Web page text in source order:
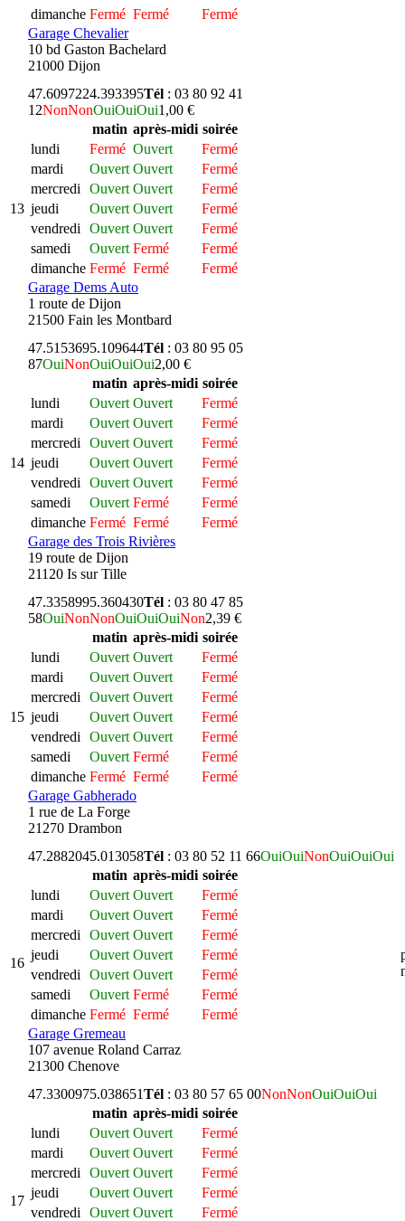
dimanche Fermé Fermé
Fermé
Garage Chevalier
10 bd Gaston Bachelard
21000 Dijon
13
47.6097224.393395Tél : 03 80 92 41
12NonNonOuiOuiOui1,00 €
matin après-midi soirée
lundi
Fermé Ouvert
Fermé
mardi
Ouvert Ouvert
Fermé
mercredi
Ouvert Ouvert
Fermé
jeudi
Ouvert Ouvert
Fermé
vendredi
Ouvert Ouvert
Fermé
samedi
Ouvert Fermé
Fermé
dimanche Fermé Fermé
Fermé
Garage Dems Auto
1 route de Dijon
21500 Fain les Montbard
14
47.5153695.109644Tél : 03 80 95 05
87OuiNonOuiOuiOui2,00 €
matin après-midi soirée
lundi
Ouvert Ouvert
Fermé
mardi
Ouvert Ouvert
Fermé
mercredi
Ouvert Ouvert
Fermé
jeudi
Ouvert Ouvert
Fermé
vendredi
Ouvert Ouvert
Fermé
samedi
Ouvert Fermé
Fermé
dimanche Fermé Fermé
Fermé
Garage des Trois Rivières
19 route de Dijon
21120 Is sur Tille
15
47.3358995.360430Tél : 03 80 47 85
58OuiNonNonOuiOuiOuiNon2,39 €
matin après-midi soirée
lundi
Ouvert Ouvert
Fermé
mardi
Ouvert Ouvert
Fermé
mercredi
Ouvert Ouvert
Fermé
jeudi
Ouvert Ouvert
Fermé
vendredi
Ouvert Ouvert
Fermé
samedi
Ouvert Fermé
Fermé
dimanche Fermé Fermé
Fermé
Garage Gabherado
1 rue de La Forge
21270 Drambon
16
47.2882045.013058Tél : 03 80 52 11 66OuiOuiNonOuiOuiOui
matin après-midi soirée
lundi
Ouvert Ouvert
Fermé
mardi
Ouvert Ouvert
Fermé
mercredi
Ouvert Ouvert
Fermé
jeudi
Ouvert Ouvert
Fermé
vendredi
Ouvert Ouvert
Fermé
samedi
Ouvert Fermé
Fermé
dimanche Fermé Fermé
Fermé
Garage Gremeau
107 avenue Roland Carraz
21300 Chenove
17
47.3300975.038651Tél : 03 80 57 65 00NonNonOuiOuiOui
matin après-midi soirée
lundi
Ouvert Ouvert
Fermé
mardi
Ouvert Ouvert
Fermé
mercredi
Ouvert Ouvert
Fermé
jeudi
Ouvert Ouvert
Fermé
vendredi
Ouvert Ouvert
Fermé